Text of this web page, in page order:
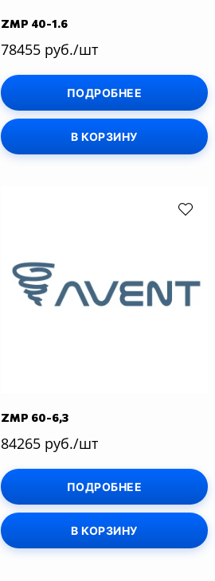
ZMP 40-1.6
78455 руб./шт
ПОДРОБНЕЕ
В КОРЗИНУ
ZMP 60-6,3
84265 руб./шт
ПОДРОБНЕЕ
В КОРЗИНУ